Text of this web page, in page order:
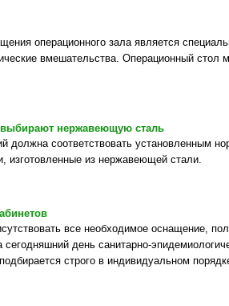
операционного зала является
вмешательства. Операционный стол
нержавеющую сталь
должна соответствовать установленным
изготовленные из нержавеющей стали.
все необходимое оснащение,
день санитарно-
строго в индивидуальном